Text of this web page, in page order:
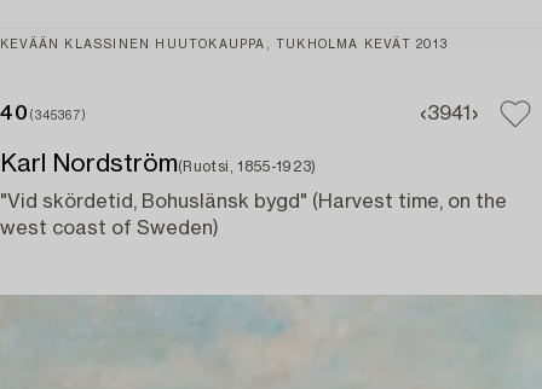
KEVÄÄN KLASSINEN HUUTOKAUPPA, TUKHOLMA KEVÄT 2013
40 (345367) 3941
Karl Nordström(Ruotsi, 1855-1923)
"Vid skördetid, Bohuslänsk bygd" (Harvest time, on the
west coast of Sweden)